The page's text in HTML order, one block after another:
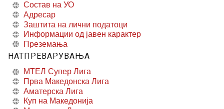
Состав на УО
Адресар
Заштита на лични податоци
Информации од јавен карактер
Преземања
НАТПРЕВАРУВАЊА
МТЕЛ Супер Лига
Прва Македонска Лига
Аматерска Лига
Куп на Македонија